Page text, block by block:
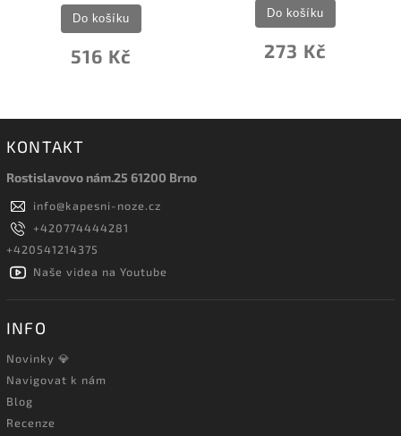
516 Kč
Do košíku
273 Kč
Do košíku
KONTAKT
Rostislavovo nám.25 61200 Brno
info@kapesni-noze.cz
+420774444281
+420541214375
Naše videa na Youtube
INFO
Novinky 💎
Navigovat k nám
Blog
Recenze